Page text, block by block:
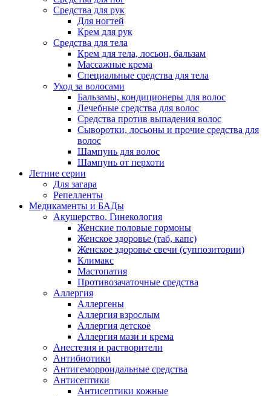
Средства для рук
Для ногтей
Крем для рук
Средства для тела
Крем для тела, лосьон, бальзам
Массажные крема
Специальные средства для тела
Уход за волосами
Бальзамы, кондиционеры для волос
Лечебные средства для волос
Средства против выпадения волос
Сыворотки, лосьоны и прочие средства для
волос
Шампунь для волос
Шампунь от перхоти
Летние серии
Для загара
Репелленты
Медикаменты и БАДы
Акушерство. Гинекология
Женские половые гормоны
Женское здоровье (таб, капс)
Женское здоровье свечи (суппозитории)
Климакс
Мастопатия
Противозачаточные средства
Аллергия
Аллергены
Аллергия взрослым
Аллергия детское
Аллергия мази и крема
Анестезия и растворители
Антибиотики
Антигеморроидальные средства
Антисептики
Антисептики кожные